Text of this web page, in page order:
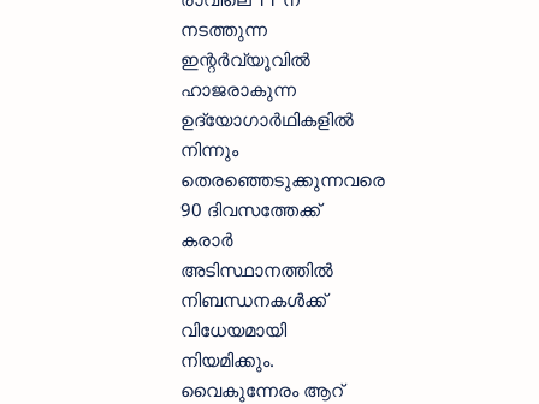
നടത്തുന്ന
ഇന്റര്‍വ്യൂവില്‍
ഹാജരാകുന്ന
ഉദ്യോഗാര്‍ഥികളില്‍
നിന്നും
തെരഞ്ഞെടുക്കുന്നവരെ
90 ദിവസത്തേക്ക്
കരാര്‍
അടിസ്ഥാനത്തില്‍
നിബന്ധനകള്‍ക്ക്
വിധേയമായി
നിയമിക്കും.
വൈകുന്നേരം ആറ്